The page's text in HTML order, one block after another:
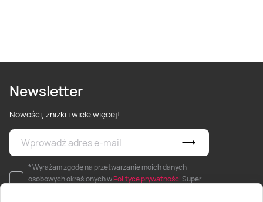
Newsletter
Nowości, zniżki i wiele więcej!
* Wyrażam zgodę na przetwarzanie moich danych
osobowych określonych wPolityce prywatnościSuper